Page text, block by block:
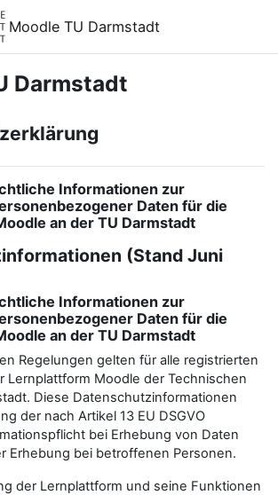
Moodle TU Darmstadt
Darmstadt
Informationen zur
Daten für die
an der TU Darmstadt
(Stand Juni
Informationen zur
Daten für die
an der TU Darmstadt
Regelungen gelten für alle registrierten
Lernplattform Moodle der Technischen
Diese Datenschutzinformationen
der nach Artikel 13 EU DSGVO
bei Erhebung von Daten
Erhebung bei betroffenen Personen.
der Lernplattform und seine Funktionen